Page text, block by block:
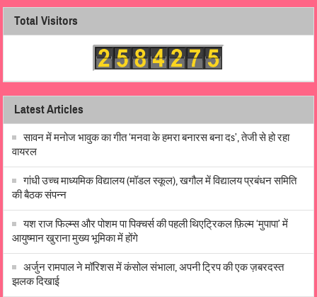
Total Visitors
Latest Articles
सावन में मनोज भावुक का गीत ‘मनवा के हमरा बनारस बना दs’, तेजी से हो रहा
वायरल
गांधी उच्च माध्यमिक विद्यालय (मॉडल स्कूल), खगौल में विद्यालय प्रबंधन समिति
की बैठक संपन्न
यश राज फिल्म्स और पोशम पा पिक्चर्स की पहली थिएट्रिकल फ़िल्म ‘मुपापा’ में
आयुष्मान खुराना मुख्य भूमिका में होंगे
अर्जुन रामपाल ने मॉरिशस में कंसोल संभाला, अपनी ट्रिप की एक ज़बरदस्त
झलक दिखाई